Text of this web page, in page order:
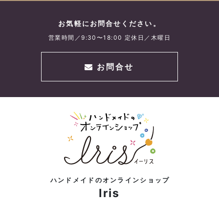
お気軽にお問合せください。
営業時間／9:30〜18:00 定休日／木曜日
お問合せ
ハンドメイドのオンラインショップ
Iris